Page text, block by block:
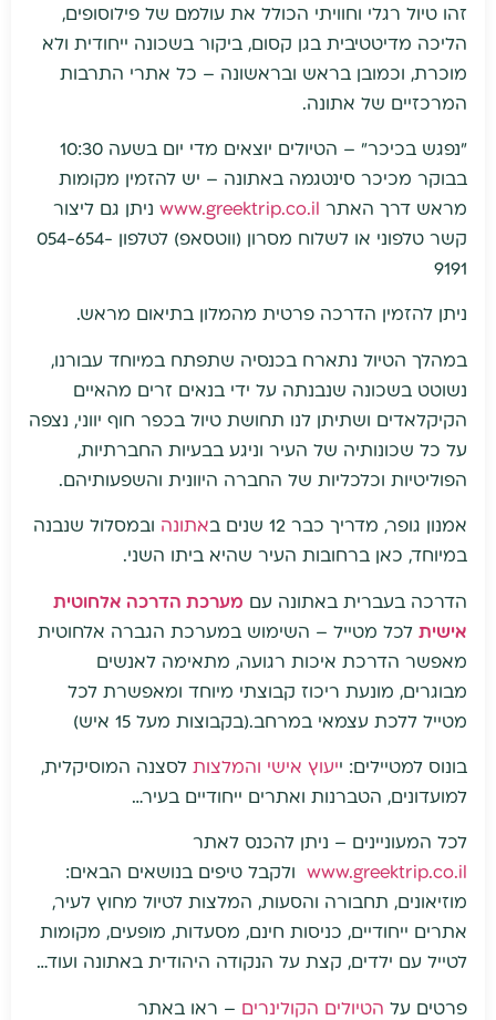
זהו טיול רגלי וחוויתי הכולל את עולמם של פילוסופים,
הליכה מדיטטיבית בגן קסום, ביקור בשכונה ייחודית ולא
מוכרת, וכמובן בראש ובראשונה – כל אתרי התרבות
המרכזיים של אתונה.
"נפגש בכיכר" – הטיולים יוצאים מדי יום בשעה 10:30
בבוקר מכיכר סינטגמה באתונה – יש להזמין מקומות
מראש דרך האתר
www.greektrip.co.il ניתן גם ליצור
קשר טלפוני או לשלוח מסרון (ווטסאפ) לטלפון 054-654-
9191
ניתן להזמין הדרכה פרטית מהמלון בתיאום מראש.
במהלך הטיול נתארח בכנסיה שתפתח במיוחד עבורנו,
נשוטט בשכונה שנבנתה על ידי בנאים זרים מהאיים
הקיקלאדים ושתיתן לנו תחושת טיול בכפר חוף יווני, נצפה
על כל שכונותיה של העיר וניגע בבעיות החברתיות,
הפוליטיות וכלכליות של החברה היוונית והשפעותיהם.
אמנון גופר, מדריך כבר 12 שנים ב אתונה ובמסלול שנבנה
במיוחד, כאן ברחובות העיר שהיא ביתו השני.
הדרכה בעברית באתונה עם מערכת הדרכה אלחוטית
אישית לכל מטייל – השימוש במערכת הגברה אלחוטית
מאפשר הדרכת איכות רגועה, מתאימה לאנשים
מבוגרים, מונעת ריכוז קבוצתי מיוחד ומאפשרת לכל
מטייל ללכת עצמאי במרחב.(בקבוצות מעל 15 איש)
בונוס למטיילים: ייעוץ אישי והמלצות לסצנה המוסיקלית,
למועדונים, הטברנות ואתרים ייחודיים בעיר…
לכל המעוניינים – ניתן להכנס לאתר
www.greektrip.co.il ולקבל טיפים בנושאים הבאים:
מוזיאונים, תחבורה והסעות, המלצות לטיול מחוץ לעיר,
אתרים ייחודיים, כניסות חינם, מסעדות, מופעים, מקומות
לטייל עם ילדים, קצת על הנקודה היהודית באתונה ועוד…
פרטים על הטיולים הקולינרים – ראו באתר